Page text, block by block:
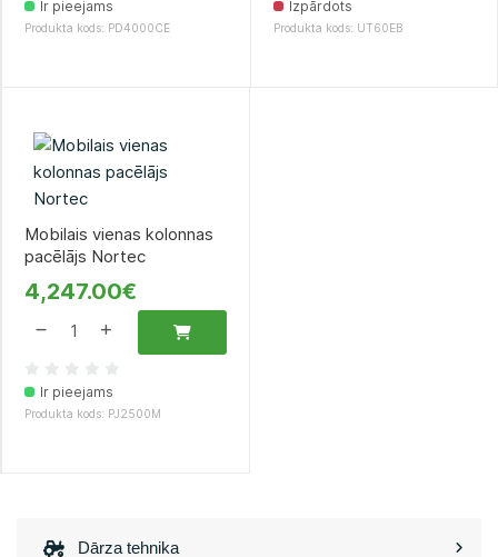
Dārza tehnika
Ir pieejams
Produkta kods: PD4000CE
Izpārdots
Produkta kods: UT60EB
Mobilais vienas kolonnas
pacēlājs Nortec
4,247.00€
Ir pieejams
Produkta kods: PJ2500M